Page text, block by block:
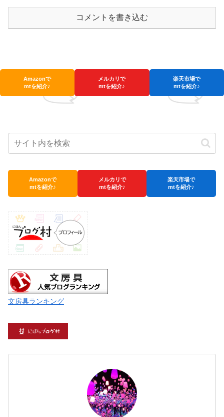
コメントを書き込む
Amazonで
mtを紹介♪
メルカリで
mtを紹介♪
楽天市場で
mtを紹介♪
Amazonで
mtを紹介♪
メルカリで
mtを紹介♪
楽天市場で
mtを紹介♪
文房具ランキング